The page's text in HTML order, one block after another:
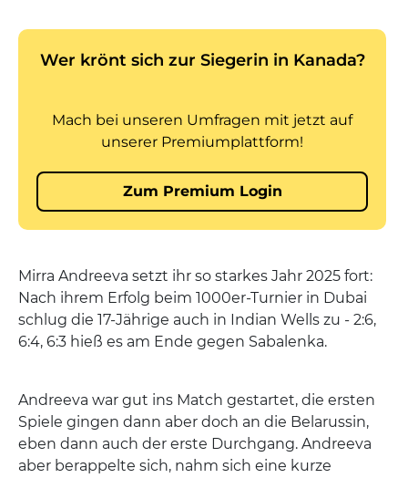
Mirra Andreeva setzt ihr so starkes Jahr 2025 fort:
Nach ihrem Erfolg beim 1000er-Turnier in Dubai
schlug die 17-Jährige auch in Indian Wells zu - 2:6,
6:4, 6:3 hieß es am Ende gegen Sabalenka.
Andreeva war gut ins Match gestartet, die ersten
Spiele gingen dann aber doch an die Belarussin,
eben dann auch der erste Durchgang. Andreeva
aber berappelte sich, nahm sich eine kurze